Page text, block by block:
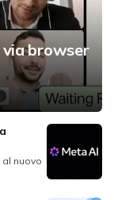
browser
nuovo